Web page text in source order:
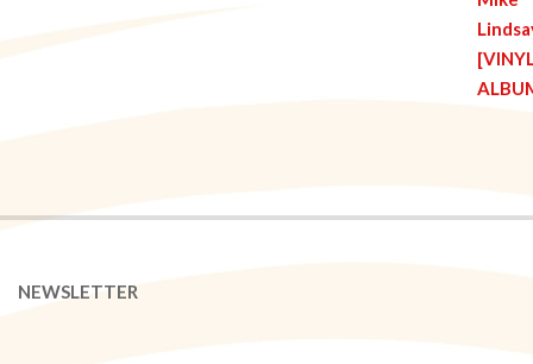
NEWSLETTER